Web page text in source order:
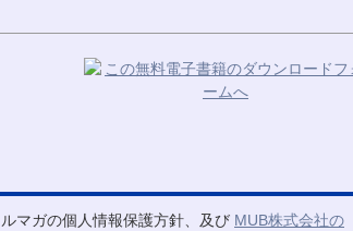
マガの個人情報保護方針、及び MUB株式会社の